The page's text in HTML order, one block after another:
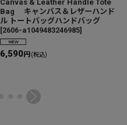
Canvas & Leather Handle Tote
Bag キャンバス＆レザーハンド
ル トートバッグハンドバッグ
[2606-a1049483246985]
6,590 円 (税込)